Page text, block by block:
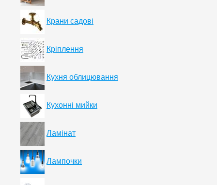
Крани садові
Кріплення
Кухня облицювання
Кухонні мийки
Ламінат
Лампочки